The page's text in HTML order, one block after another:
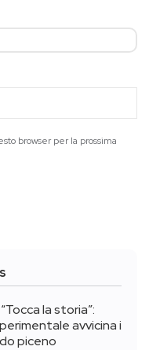
browser per la prossima
la storia”:
avvicina i
piceno